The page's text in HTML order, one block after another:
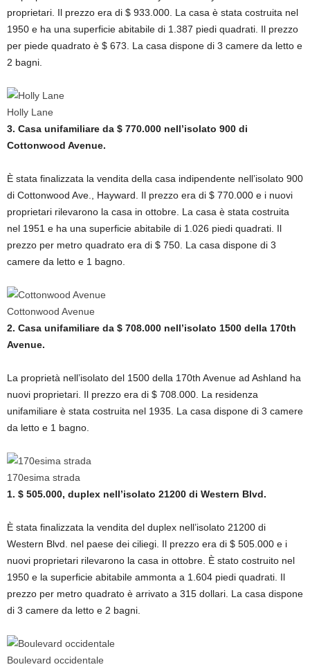
proprietari. Il prezzo era di $ 933.000. La casa è stata costruita nel
1950 e ha una superficie abitabile di 1.387 piedi quadrati. Il prezzo
per piede quadrato è $ 673. La casa dispone di 3 camere da letto e
2 bagni.
Holly Lane
3. Casa unifamiliare da $ 770.000 nell’isolato 900 di
Cottonwood Avenue.
È stata finalizzata la vendita della casa indipendente nell’isolato 900
di Cottonwood Ave., Hayward. Il prezzo era di $ 770.000 e i nuovi
proprietari rilevarono la casa in ottobre. La casa è stata costruita
nel 1951 e ha una superficie abitabile di 1.026 piedi quadrati. Il
prezzo per metro quadrato era di $ 750. La casa dispone di 3
camere da letto e 1 bagno.
Cottonwood Avenue
2. Casa unifamiliare da $ 708.000 nell’isolato 1500 della 170th
Avenue.
La proprietà nell’isolato del 1500 della 170th Avenue ad Ashland ha
nuovi proprietari. Il prezzo era di $ 708.000. La residenza
unifamiliare è stata costruita nel 1935. La casa dispone di 3 camere
da letto e 1 bagno.
170esima strada
1. $ 505.000, duplex nell’isolato 21200 di Western Blvd.
È stata finalizzata la vendita del duplex nell’isolato 21200 di
Western Blvd. nel paese dei ciliegi. Il prezzo era di $ 505.000 e i
nuovi proprietari rilevarono la casa in ottobre. È stato costruito nel
1950 e la superficie abitabile ammonta a 1.604 piedi quadrati. Il
prezzo per metro quadrato è arrivato a 315 dollari. La casa dispone
di 3 camere da letto e 2 bagni.
Boulevard occidentale